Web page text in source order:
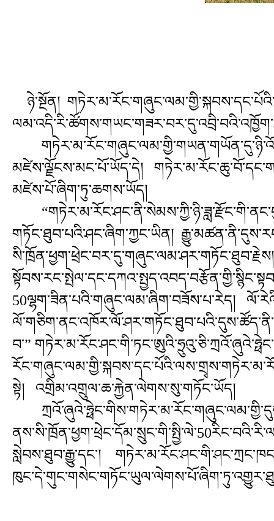
ཉེ་སྔོན།
མཛེས་ལྗོངས་མང་པོ་ཡོད་དེ།
མཛེས་པོ་ཞིག་ཏུ་ཆགས་ཡོད།
གཏོང་ཐུབ་པའི་ཤང་ཞིག་ཀྱང་ཡིན།
50ལྷག་ཟིན་པའི་གཞུང་ལམ་ཞིག་བཟོས་པ་རེད།
བ་”
སྟེ། འགྲིམ་འགྲུལ་ཆ་རྐྱེན་ལེགས་སུ་གཏོང་ཡོད།
སླེབས་ཐུབ་རྒྱུ་དང་།